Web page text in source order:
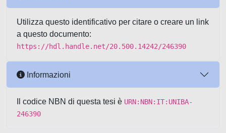
Utilizza questo identificativo per citare o creare un link
a questo documento:
https://hdl.handle.net/20.500.14242/246390
Informazioni
Il codice NBN di questa tesi è URN:NBN:IT:UNIBA-
246390